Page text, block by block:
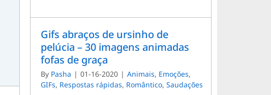
Gifs abraços de ursinho de
pelúcia – 30 imagens animadas
fofas de graça
By Pasha | 01-16-2020 | Animais, Emoções,
GIFs, Respostas rápidas, Romântico, Saudações